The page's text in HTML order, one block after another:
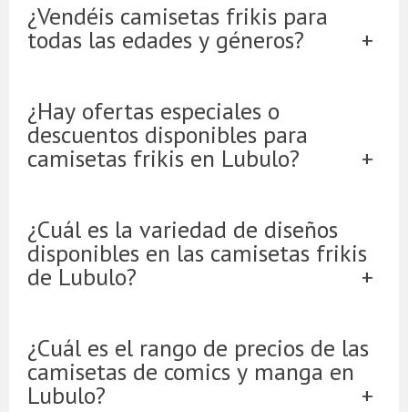
¿Vendéis camisetas frikis para
todas las edades y géneros?
¿Hay ofertas especiales o
descuentos disponibles para
camisetas frikis en Lubulo?
¿Cuál es la variedad de diseños
disponibles en las camisetas frikis
de Lubulo?
¿Cuál es el rango de precios de las
camisetas de comics y manga en
Lubulo?